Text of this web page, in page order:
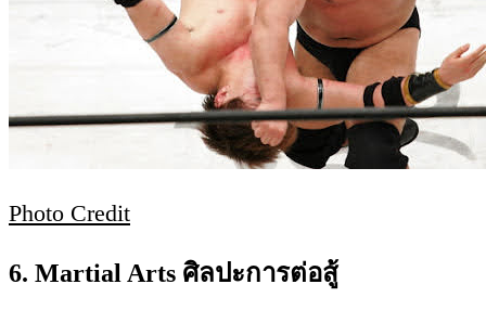
Photo Credit
6. Martial Arts ศิลปะการต่อสู้